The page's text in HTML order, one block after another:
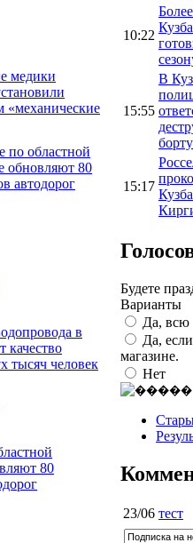
медики
«механические
по областной
обновляют 80
автодорог
в
качество
тысяч человек
80
10:22
15:55
В
15:17
Будете
Варианты
Да, всю
Да,
магазине.
Нет
23/06 тест